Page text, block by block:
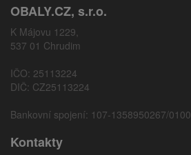
OBALY.CZ, s.r.o.
K Májovu 1229,
537 01 Chrudim
IČO: 25113224
DIČ: CZ25113224
Bankovní spojení: 107-1358950267/0100
Kontakty